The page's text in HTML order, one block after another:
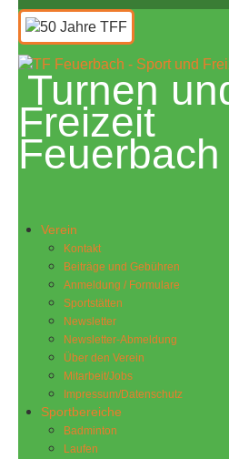
Turnen
Freizeit
Feuerbach
Verein
Kontakt
Beiträge und Gebühren
Anmeldung / Formulare
Sportstätten
Newsletter
Newsletter-Abmeldung
Über den Verein
Mitarbeit/Jobs
Impressum/Datenschutz
Sportbereiche
Badminton
Laufen